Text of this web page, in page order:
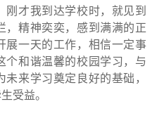
才我到达学校时，就见到
，精神奕奕，感到满满的正
展一天的工作，相信一定事
和谐温馨的校园学习，与
来学习奠定良好的基础，
受益。